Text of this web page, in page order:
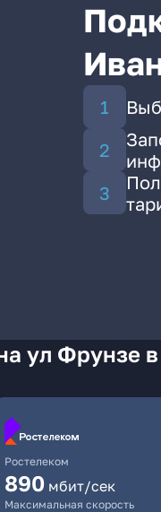
ул Фрунзе
Ростелеком
890 мбит/сек
Максимальная скорость